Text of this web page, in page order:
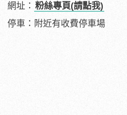
網址： 粉絲專頁(請點我)
停車：附近有收費停車場